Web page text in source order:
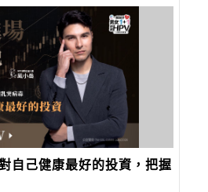
自己健康最好的投資，把握